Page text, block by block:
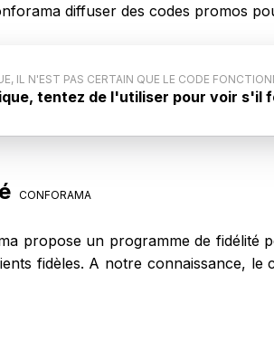
diffuser des codes promos
IL N'EST PAS CERTAIN QUE LE CODE
tentez de l'utiliser pour voir s'il
par le site internet. Aussi,
CONFORAMA
propose un programme de fidélité
fidèles. A notre connaissance,